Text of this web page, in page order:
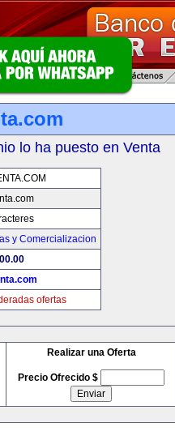
lo ha puesto en Venta
y Comercializacion
ofertas
Realizar una Oferta
Precio Ofrecido $